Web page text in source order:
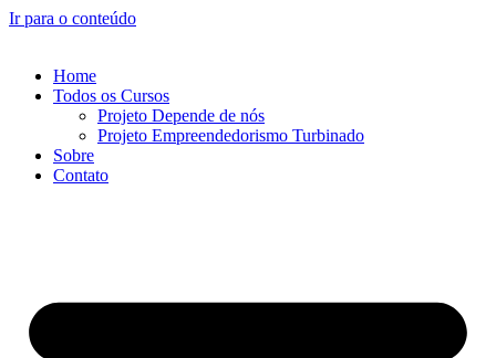
Ir para o conteúdo
Home
Todos os Cursos
Projeto Depende de nós
Projeto Empreendedorismo Turbinado
Sobre
Contato